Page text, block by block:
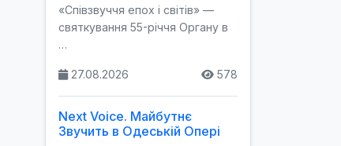
«Співзвуччя епох і світів» —
святкування 55-річчя Органу в
…
27.08.2026 578
Next Voice. Майбутнє
Звучить в Одеській Опері